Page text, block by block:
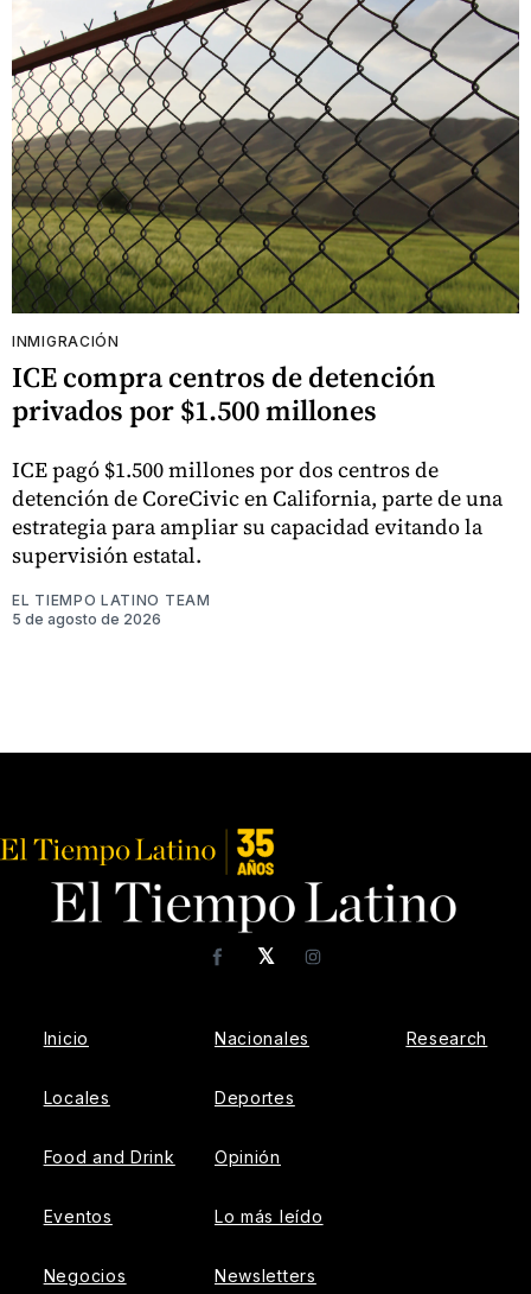
INMIGRACIÓN
ICE compra centros de detención
privados por $1.500 millones
ICE pagó $1.500 millones por dos centros de
detención de CoreCivic en California, parte de una
estrategia para ampliar su capacidad evitando la
supervisión estatal.
EL TIEMPO LATINO TEAM
5 de agosto de 2026
𝕏
FacebookInstagram
Inicio
Locales
Food and Drink
Eventos
Negocios
Nacionales
Deportes
Opinión
Lo más leído
Newsletters
Research